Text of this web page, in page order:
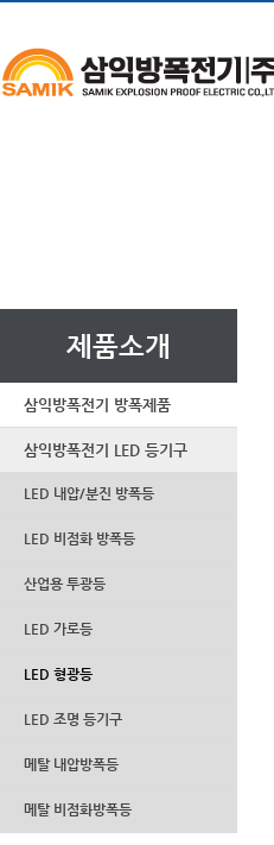
제품소개
삼익방폭전기 방폭제품
삼익방폭전기 LED 등기구
LED 내압/분진 방폭등
LED 비점화 방폭등
산업용 투광등
LED 가로등
LED 형광등
LED 조명 등기구
메탈 내압방폭등
메탈 비점화방폭등